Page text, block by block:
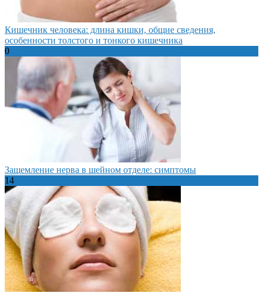
Кишечник человека: длина кишки, общие сведения,
особенности толстого и тонкого кишечника
0
Защемление нерва в шейном отделе: симптомы
14